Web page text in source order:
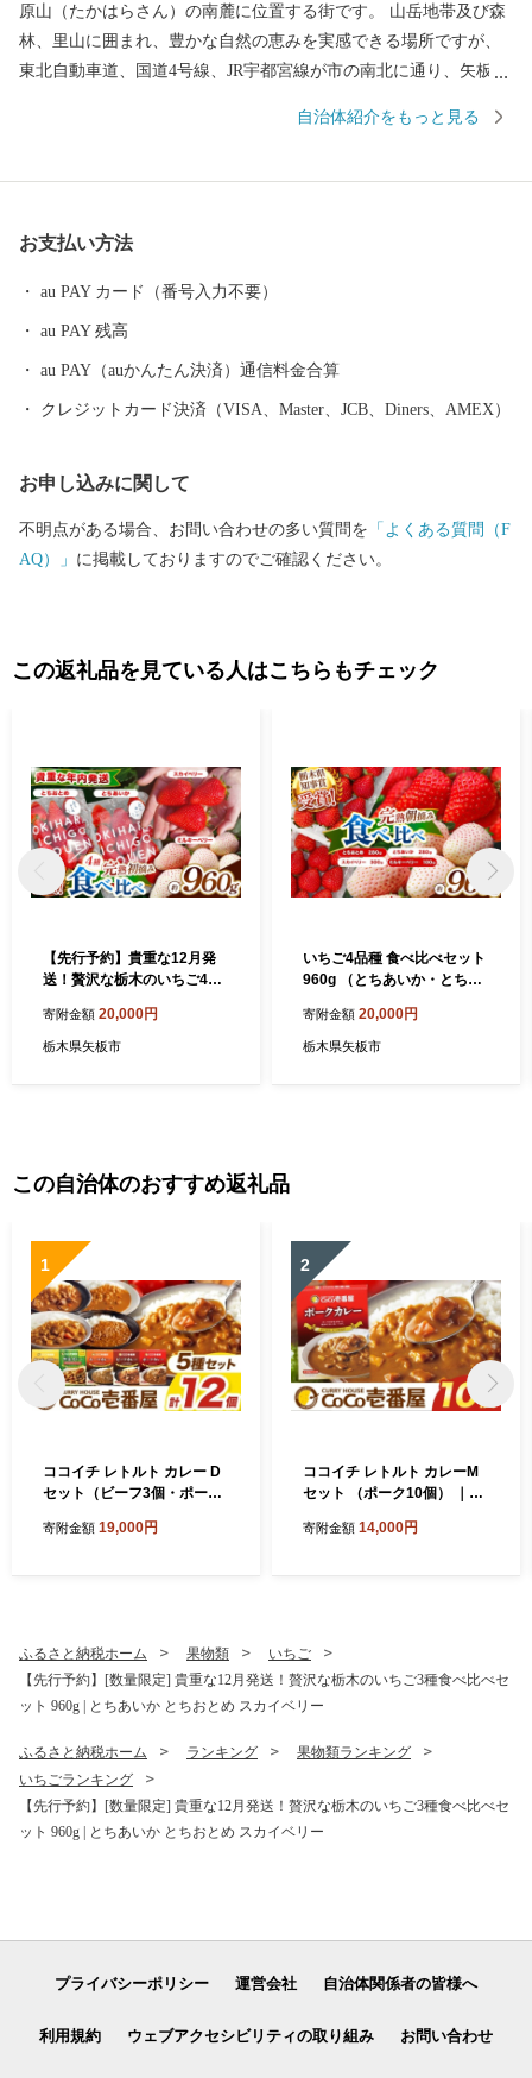
原山（たかはらさん）の南麓に位置する街です。 山岳地帯及び森
林、里山に囲まれ、豊かな自然の恵みを実感できる場所ですが、
東北自動車道、国道4号線、JR宇都宮線が市の南北に通り、矢板駅
す。 矢板市のシンボルでもある高原山には県民の森や八方ヶ原が
むことができます。 全国的に有名な観光地である日光や那須高
自治体紹介をもっと見る
お支払い方法
au PAY カード（番号入力不要）
au PAY 残高
au PAY（auかんたん決済）通信料金合算
クレジットカード決済（VISA、Master、JCB、Diners、AMEX）
お申し込みに関して
不明点がある場合、お問い合わせの多い質問を 「よくある質問（F
AQ）」 に掲載しておりますのでご確認ください。
この返礼品を見ている人はこちらもチェック
【先行予約】貴重な12月発
送！贅沢な栃木のいちご4種
あいか とちおとめ スカイベ
リー ミルキーベリー
寄附金額 20,000円
栃木県矢板市
いちご4品種 食べ比べセット
960g （とちあいか・とちお
カイベリー）
寄附金額 20,000円
栃木県矢板市
この自治体のおすすめ返礼品
1
ココイチ レトルト カレー D
セット（ビーフ3個・ポーク
ーマ2個）｜CoCo壱番屋 常
寄附金額 19,000円
2
ココイチ レトルト カレーM
セット （ポーク10個） ｜Co
単 時短
寄附金額 14,000円
ふるさと納税ホーム 果物類
いちご
【先行予約】[数量限定] 貴重な12月発送！贅沢な栃木のいちご3種食べ比べセ
ット 960g | とちあいか とちおとめ スカイベリー
ふるさと納税ホーム ランキング
果物類ランキング
いちごランキング
【先行予約】[数量限定] 貴重な12月発送！贅沢な栃木のいちご3種食べ比べセ
ット 960g | とちあいか とちおとめ スカイベリー
プライバシーポリシー 運営会社 自治体関係者の皆様へ
利用規約 ウェブアクセシビリティの取り組み お問い合わせ